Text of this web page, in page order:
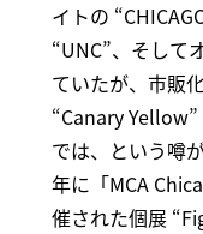
イトの
“UNC”、そして
ていたが、市販
“Canary
では、という噂
年に「MCA
催された個展